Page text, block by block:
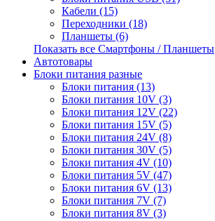
Кабели (15)
Переходники (18)
Планшеты (6)
Показать все Смартфоны / Планшеты
Автотовары
Блоки питания разные
Блоки питания (13)
Блоки питания 10V (3)
Блоки питания 12V (22)
Блоки питания 15V (5)
Блоки питания 24V (8)
Блоки питания 30V (5)
Блоки питания 4V (10)
Блоки питания 5V (47)
Блоки питания 6V (13)
Блоки питания 7V (7)
Блоки питания 8V (3)